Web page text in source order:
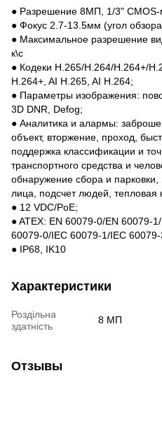
● Разрешение 8МП, 1/3" CMOS-
● Фокус 2.7-13.5мм (угол
● Максимальное разрешение
к\с
● Кодеки H.265/H.264/H.264+/
H.264+, AI H.265, AI H.264;
● Параметры изображения:
3D DNR, Defog;
● Аналитика и алармы:
объект, вторжение, проход,
поддержка классификации и
транспортного средства и
обнаружение сбора и
лица, подсчет людей, тепловая
● 12 VDC/PoE;
● ATEX: EN 60079-0/EN 60079-
60079-0/IEC 60079-1/IEC 60079-
● IP68, IK10
Характеристики
Роздільна
здатність
8 МП
Отзывы